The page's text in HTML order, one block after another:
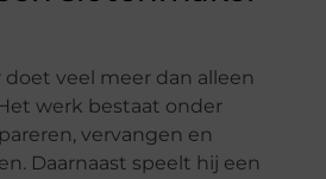
veel meer dan alleen
werk bestaat onder
vervangen en
Daarnaast speelt hij een